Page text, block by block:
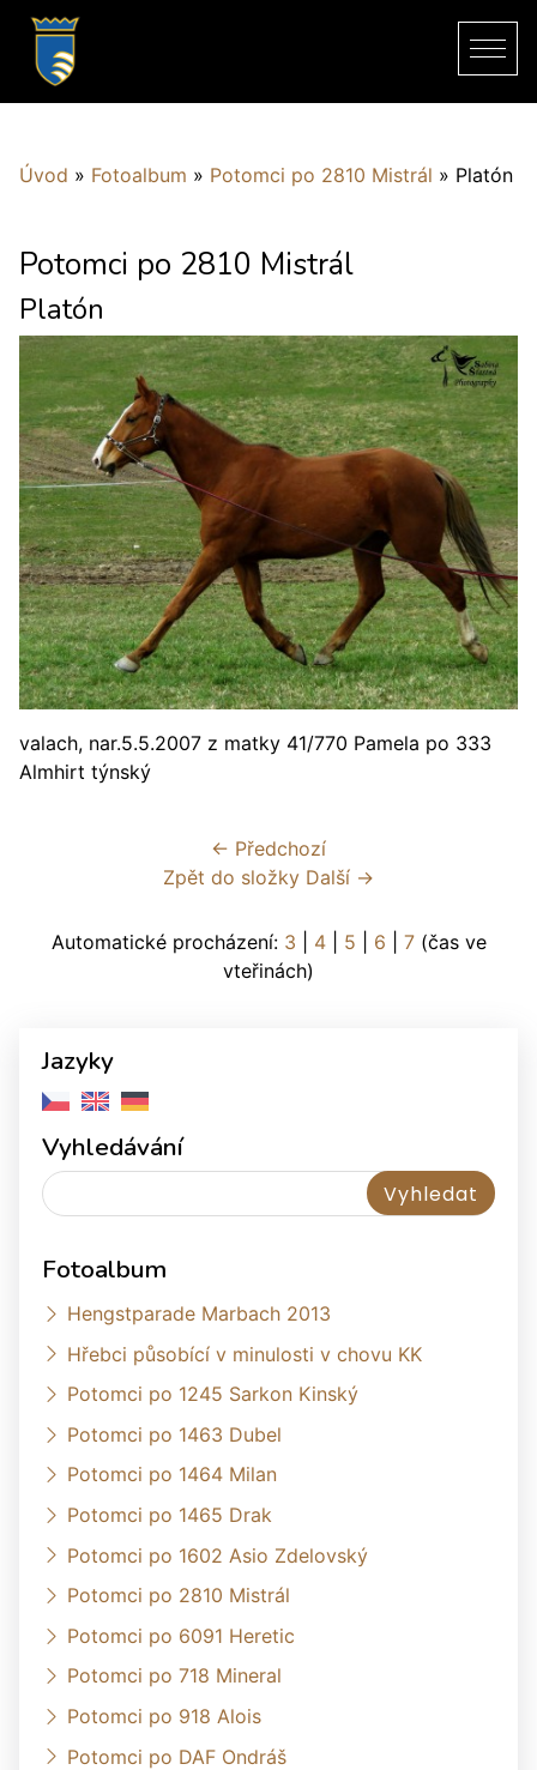
Úvod » Fotoalbum » Potomci po 2810 Mistrál » Platón
Potomci po 2810 Mistrál
Platón
valach, nar.5.5.2007 z matky 41/770 Pamela po 333
Almhirt týnský
← Předchozí
Zpět do složky Další →
Automatické procházení: 3 4| 5 6 7(čas ve
vteřinách)
Jazyky
Vyhledávání
Fotoalbum
Hengstparade Marbach 2013
Hřebci působící v minulosti v chovu KK
Potomci po 1245 Sarkon Kinský
Potomci po 1463 Dubel
Potomci po 1464 Milan
Potomci po 1465 Drak
Potomci po 1602 Asio Zdelovský
Potomci po 2810 Mistrál
Potomci po 6091 Heretic
Potomci po 718 Mineral
Potomci po 918 Alois
Potomci po DAF Ondráš